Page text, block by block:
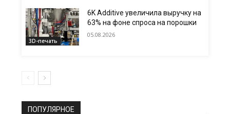
3D-печать
6K Additive увеличила выручку на
63% на фоне спроса на порошки
05.08.2026
ПОПУЛЯРНОЕ